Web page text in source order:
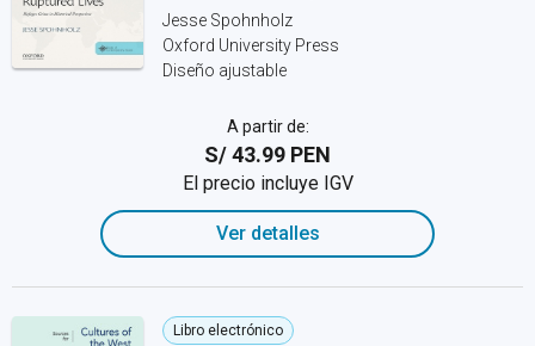
Jesse Spohnholz
Oxford University Press
Diseño ajustable
A partir de:
S/ 43.99 PEN
El precio incluye IGV
Ver detalles
Libro electrónico